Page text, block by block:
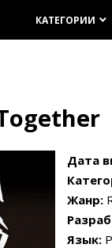
КАТЕГОРИИ keyboard_arrow_down
Дата
Жанр:
Язык: